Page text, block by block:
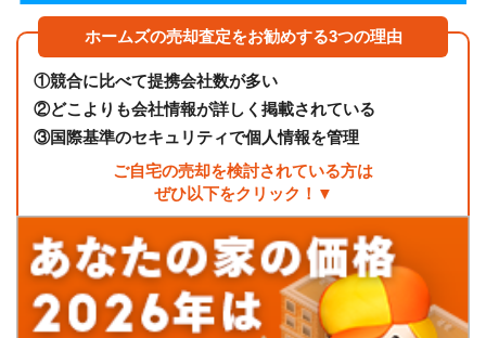
ホームズの売却査定をお勧めする3つの理由
①競合に比べて提携会社数が多い
②どこよりも会社情報が詳しく掲載されている
③国際基準のセキュリティで個人情報を管理
ご自宅の売却を検討されている方は
ぜひ以下をクリック！▼